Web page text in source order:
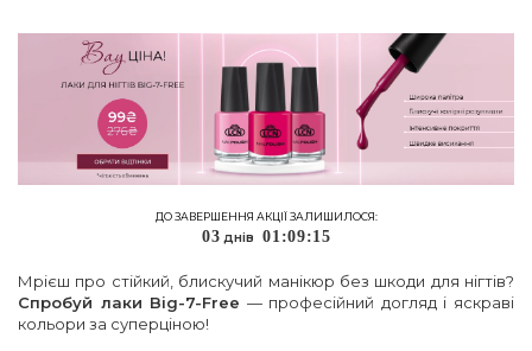
ДО ЗАВЕРШЕННЯ АКЦІЇ ЗАЛИШИЛОСЯ:
03 днiв 01 :09:1 5
Мрієш про стійкий, блискучий манікюр без шкоди для нігтів?
Спробуй лаки Big-7-Free — професійний догляд і яскраві
кольори за суперціною!